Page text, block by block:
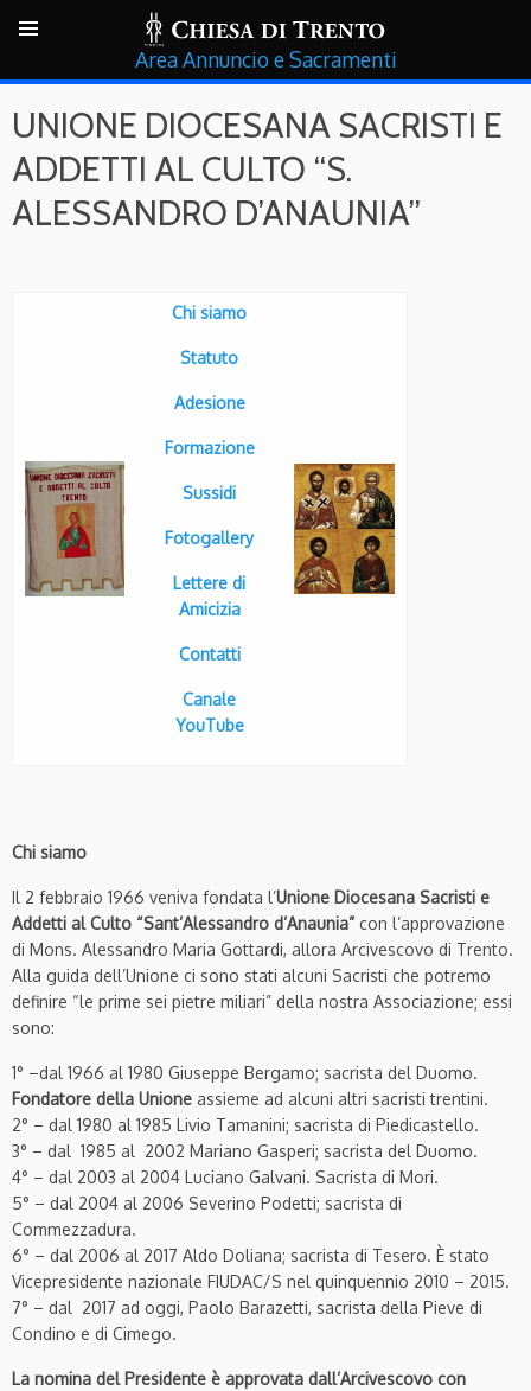
Annuncio e Sacramenti
UNIONE DIOCESANA SACRISTI E
ADDETTI AL CULTO “S.
ALESSANDRO D’ANAUNIA”
Chi siamo
Statuto
Adesione
Formazione
Sussidi
Fotogallery
Lettere di
Amicizia
Contatti
Canale
YouTube
Chi siamo
Il 2 febbraio 1966 veniva fondata l’Unione Diocesana Sacristi e
Addetti al Culto “Sant’Alessandro d’Anaunia” con l’approvazione
di Mons. Alessandro Maria Gottardi, allora Arcivescovo di Trento.
Alla guida dell’Unione ci sono stati alcuni Sacristi che potremo
definire “le prime sei pietre miliari” della nostra Associazione; essi
sono:
1° –dal 1966 al 1980 Giuseppe Bergamo; sacrista del Duomo.
Fondatore della Unione assieme ad alcuni altri sacristi trentini.
2° – dal 1980 al 1985 Livio Tamanini; sacrista di Piedicastello.
3° – dal 1985 al 2002 Mariano Gasperi; sacrista del Duomo.
4° – dal 2003 al 2004 Luciano Galvani. Sacrista di Mori.
5° – dal 2004 al 2006 Severino Podetti; sacrista di
Commezzadura.
6° – dal 2006 al 2017 Aldo Doliana; sacrista di Tesero. È stato
Vicepresidente nazionale FIUDAC/S nel quinquennio 2010 – 2015.
7° – dal 2017 ad oggi, Paolo Barazetti, sacrista della Pieve di
Condino e di Cimego.
La nomina del Presidente è approvata dall’Arcivescovo con